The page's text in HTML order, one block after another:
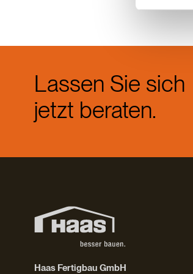
Lassen Sie sich
jetzt beraten.
Haas Fertigbau GmbH